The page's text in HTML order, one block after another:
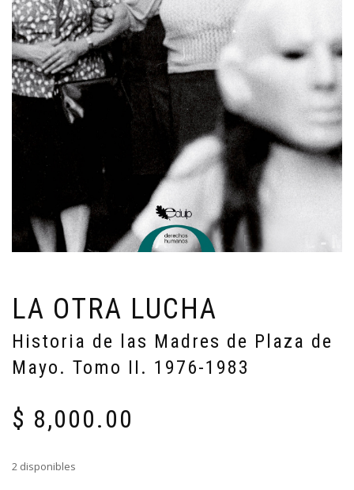
LA OTRA LUCHA
Historia de las Madres de Plaza de
Mayo. Tomo II. 1976-1983
$ 8,000.00
2 disponibles